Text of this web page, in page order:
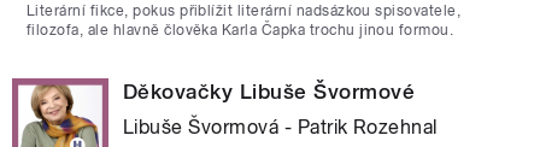
Literární fikce, pokus přiblížit literární nadsázkou spisovatele,
filozofa, ale hlavně člověka Karla Čapka trochu jinou formou.
Děkovačky Libuše Švormové
Libuše Švormová - Patrik Rozehnal